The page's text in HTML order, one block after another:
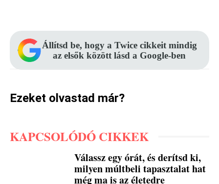
Állítsd be, hogy a Twice cikkeit mindig
az elsők között lásd a Google-ben
Ezeket olvastad már?
KAPCSOLÓDÓ CIKKEK
Válassz egy órát, és derítsd ki,
milyen múltbeli tapasztalat hat
még ma is az életedre